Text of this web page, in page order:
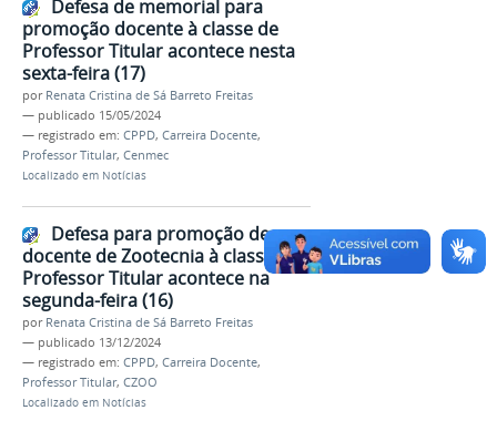
Defesa de memorial para
promoção docente à classe de
Professor Titular acontece nesta
sexta-feira (17)
por Renata Cristina de Sá Barreto Freitas
— publicado 15/05/2024
— registrado em: CPPD, Carreira Docente,
Professor Titular, Cenmec
Localizado em Notícias
Defesa para promoção de
docente de Zootecnia à classe de
Professor Titular acontece na
segunda-feira (16)
por Renata Cristina de Sá Barreto Freitas
— publicado 13/12/2024
— registrado em: CPPD, Carreira Docente,
Professor Titular, CZOO
Localizado em Notícias